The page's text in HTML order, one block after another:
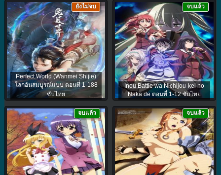
Perfect World (Wanmei Shijie)
โลกอันสมบูรณ์แบบ ตอนที่ 1-188
ซับไทย
ยังไม่จบ
Inou Battle wa Nichijou-kei no
Naka de ตอนที่ 1-12 ซับไทย
จบแล้ว
จบแล้ว จบแล้ว